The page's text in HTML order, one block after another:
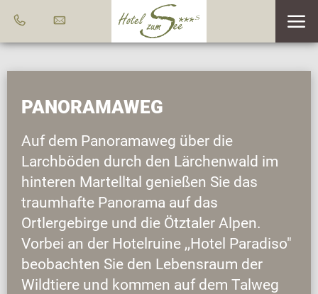
PANORAMAWEG
Auf dem Panoramaweg über die
Larchböden durch den Lärchenwald im
hinteren Martelltal genießen Sie das
traumhafte Panorama auf das
Ortlergebirge und die Ötztaler Alpen.
Vorbei an der Hotelruine ,,Hotel Paradiso"
beobachten Sie den Lebensraum der
Wildtiere und kommen auf dem Talweg